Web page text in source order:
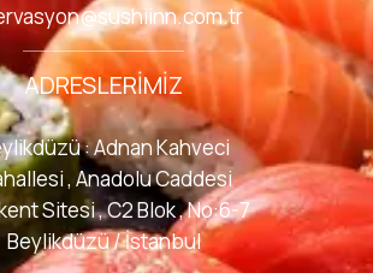
ADRESLERIMIZ
: Adnan Kahveci
, Anadolu Caddesi
Sitesi , C2 Blok , No:6-7
Beylikdüzü / İstanbul